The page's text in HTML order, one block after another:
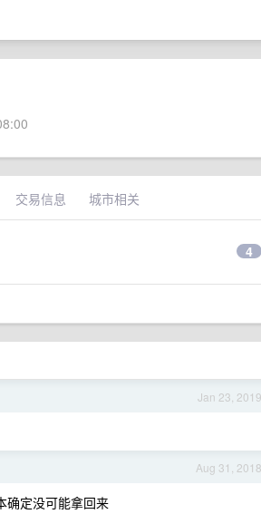
交易信息 城市相关
4
Jan 23, 2019
Aug 31, 2018
确定没可能拿回来